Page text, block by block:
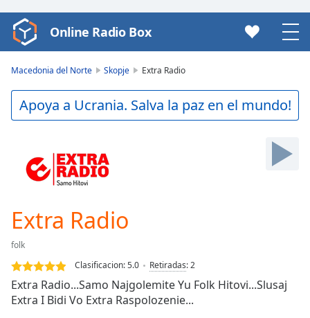
Video
Player
Play
Video
Skip
Forward
Current
Time0:00
Loaded:
0.00%
Stream
Online Radio Box
Macedonia del Norte Skopje Extra Radio
Apoya a Ucrania. Salva la paz en el mundo!
Extra Radio
folk
Clasificacion:5.0 Retiradas:2
Extra Radio...Samo Najgolemite Yu Folk Hitovi...Slusaj
Extra I Bidi Vo Extra Raspolozenie...